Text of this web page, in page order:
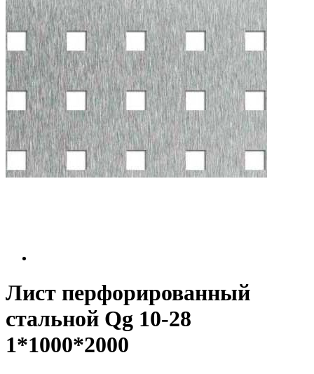
Лист перфорированный
стальной Qg 10-28
1*1000*2000